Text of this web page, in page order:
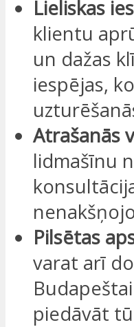
Lieliskas
klientu
un dažas
iespējas,
Atrašanās
lidmašīnu
Pilsētas
varat arī
piedāvāt